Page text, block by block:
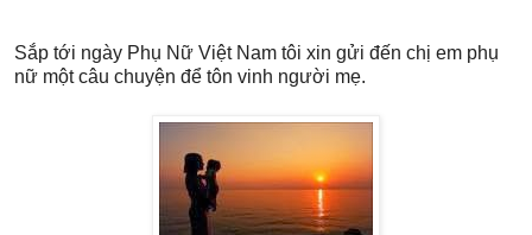
Sắp tới ngày Phụ Nữ Việt Nam tôi xin gửi đến chị em phụ
nữ một câu chuyện để tôn vinh người mẹ.